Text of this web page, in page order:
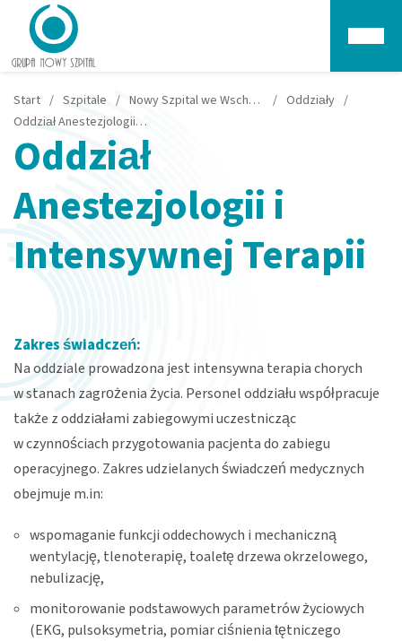
Start / Szpitale / Nowy Szpital we Wschowie / Oddziały /
Oddział Anestezjologii i Intensywnej Terapii
Oddział
Anestezjologii i
Intensywnej Terapii
Zakres świadczeń:
Na oddziale prowadzona jest intensywna terapia chorych
w stanach zagrożenia życia. Personel oddziału współpracuje
także z oddziałami zabiegowymi uczestnicząc
w czynnościach przygotowania pacjenta do zabiegu
operacyjnego. Zakres udzielanych świadczeń medycznych
obejmuje m.in:
wspomaganie funkcji oddechowych i mechaniczną
wentylację, tlenoterapię, toaletę drzewa okrzelowego,
nebulizację,
monitorowanie podstawowych parametrów życiowych
(EKG, pulsoksymetria, pomiar ciśnienia tętniczego